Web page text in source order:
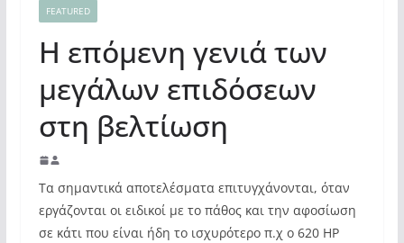
FEATURED
Η επόμενη γενιά των
μεγάλων επιδόσεων
στη βελτίωση
Τα σημαντικά αποτελέσματα επιτυγχάνονται, όταν
εργάζονται οι ειδικοί με το πάθος και την αφοσίωση
σε κάτι που είναι ήδη το ισχυρότερο π.χ ο 620 HP